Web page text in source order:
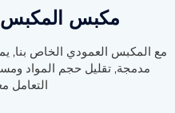
مكبس المكبس
مع المكبس العمودي الخاص بنا,
مدمجة, تقليل حجم المواد
التعامل